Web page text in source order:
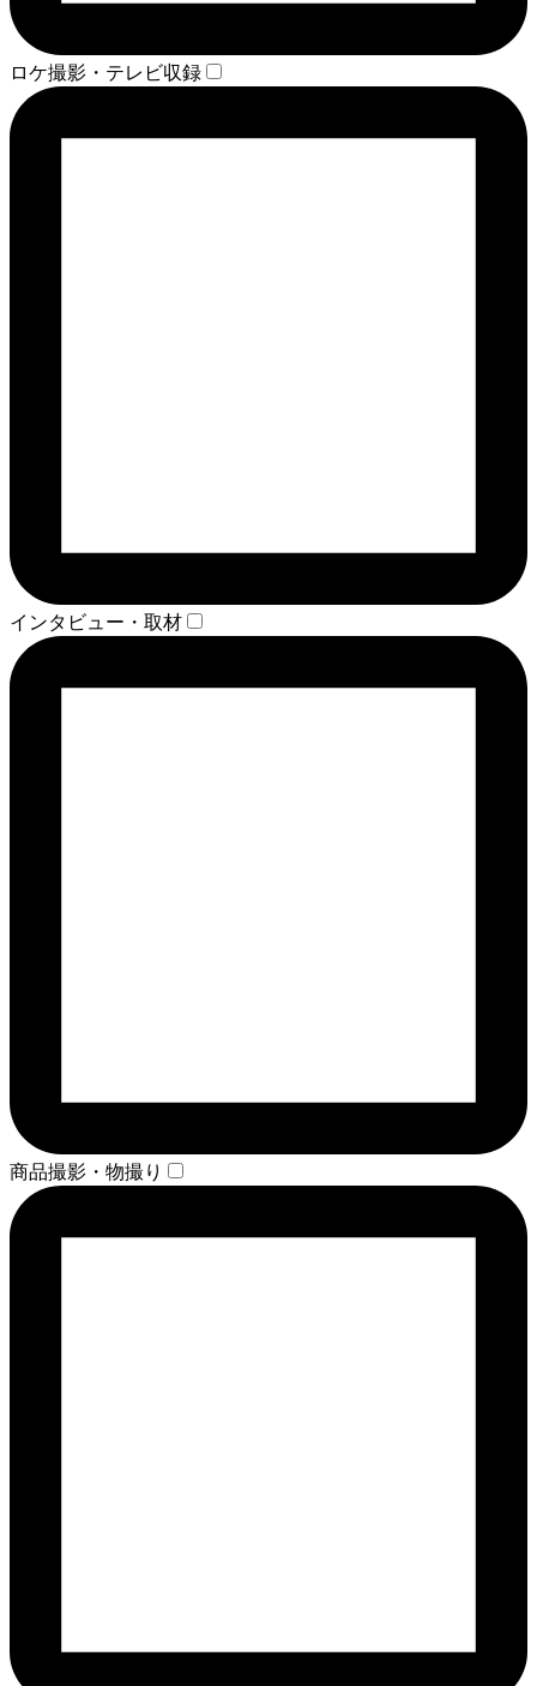
ロケ撮影・テレビ収録
インタビュー・取材
商品撮影・物撮り